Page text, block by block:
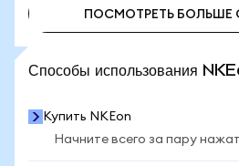
ПОСМОТРЕТЬ БОЛЬШЕ
Способы использования
Купить NKEon
Начните всего за пару